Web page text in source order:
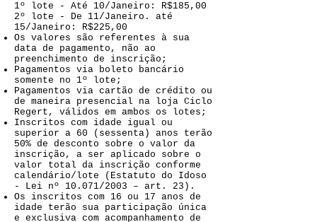
1º lote - Até 10/Janeiro: R$185,00
2º lote - De 11/Janeiro. até
15/Janeiro: R$225,00
Os valores são referentes à sua
data de pagamento, não ao
preenchimento de inscrição;
Pagamentos via boleto bancário
somente no 1º lote;
Pagamentos via cartão de crédito ou
de maneira presencial na loja Ciclo
Regert, válidos em ambos os lotes;
Inscritos com idade igual ou
superior a 60 (sessenta) anos terão
50% de desconto sobre o valor da
inscrição, a ser aplicado sobre o
valor total da inscrição conforme
calendário/lote (Estatuto do Idoso
- Lei nº 10.071/2003 – art. 23).
Os inscritos com 16 ou 17 anos de
idade terão sua participação única
e exclusiva com acompanhamento de